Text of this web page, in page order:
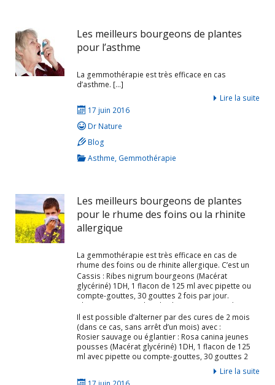
Les meilleurs bourgeons de plantes
pour l’asthme
La gemmothérapie est très efficace en cas
d’asthme. […]
Lire la suite
17 juin 2016
Dr Nature
Blog
Asthme, Gemmothérapie
Les meilleurs bourgeons de plantes
pour le rhume des foins ou la rhinite
allergique
La gemmothérapie est très efficace en cas de
rhume des foins ou de rhinite allergique. C’est un
traitement du terrain allergique qui doit être
poursuivi plusieurs mois, idéalement associé à
d’autres médecines de terrain (homéopathie,
ostéopathie Gesret, …).
Traitement standard en cures de 2 mois (avec arrêt
d’un mois) :
Cassis : Ribes nigrum bourgeons (Macérat
glycériné) 1DH, 1 flacon de 125 ml avec pipette ou
compte-gouttes, 30 gouttes 2 fois par jour.
Charme : Carpinus betulus bourgeons (Macérat
glycériné) 1DH, 1 flacon de 125 ml avec pipette ou
compte-gouttes, 30 gouttes 2 fois par jour
Il est possible d’alterner par des cures de 2 mois
(dans ce cas, sans arrêt d’un mois) avec :
Rosier sauvage ou églantier : Rosa canina jeunes
pousses (Macérat glycériné) 1DH, 1 flacon de 125
ml avec pipette ou compte-gouttes, 30 gouttes 2
Viorne : Viburnum lantana bourgeons (MacératLire la suite